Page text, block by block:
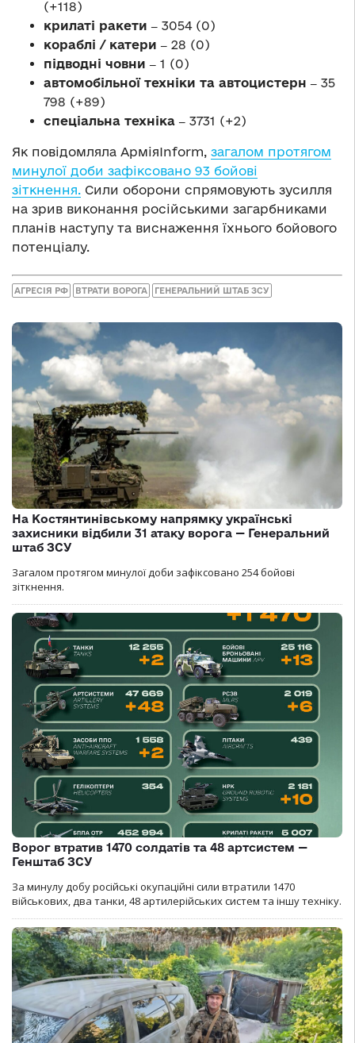
(+118)
крилаті ракети ‒ 3054 (0)
кораблі / катери ‒ 28 (0)
підводні човни ‒ 1 (0)
автомобільної техніки та автоцистерн ‒ 35
798 (+89)
спеціальна техніка ‒ 3731 (+2)
Як повідомляла АрміяInform, загалом протягом
минулої доби зафіксовано 93 бойові
зіткнення. Сили оборони спрямовують зусилля
на зрив виконання російськими загарбниками
планів наступу та виснаження їхнього бойового
потенціалу.
АГРЕСІЯ РФ ВТРАТИ ВОРОГА ГЕНЕРАЛЬНИЙ ШТАБ ЗСУ
На Костянтинівському напрямку українські
захисники відбили 31 атаку ворога — Генеральний
штаб ЗСУ
Загалом протягом минулої доби зафіксовано 254 бойові
зіткнення.
Ворог втратив 1470 солдатів та 48 артсистем —
Генштаб ЗСУ
За минулу добу російські окупаційні сили втратили 1470
військових, два танки, 48 артилерійських систем та іншу техніку.